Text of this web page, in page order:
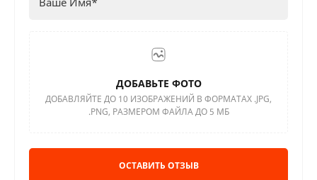
ДОБАВЬТЕ ФОТО
ДОБАВЛЯЙТЕ ДО 10 ИЗОБРАЖЕНИЙ В ФОРМАТАХ .JPG,
.PNG, РАЗМЕРОМ ФАЙЛА ДО 5 МБ
ОСТАВИТЬ ОТЗЫВ